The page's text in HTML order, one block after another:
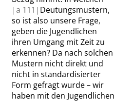
|a 111| Deutungsmustern,
so ist also unsere Frage,
geben die Jugendlichen
ihren Umgang mit Zeit zu
erkennen? Da nach solchen
Mustern nicht direkt und
nicht in standardisierter
Form gefragt wurde– wir
haben mit den Jugendlichen